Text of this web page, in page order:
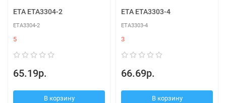
ETA ETA3304-2
ETA3304-2
5
65.19р.
В корзину
ETA ETA3303-4
ETA3303-4
3
66.69р.
В корзину